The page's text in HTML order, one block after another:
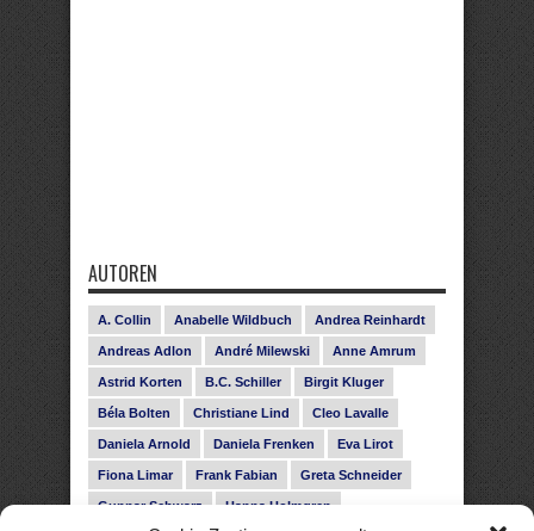
AUTOREN
A. Collin Anabelle Wildbuch Andrea Reinhardt
Andreas Adlon André Milewski Anne Amrum
Astrid Korten B.C. Schiller Birgit Kluger
Béla Bolten Christiane Lind Cleo Lavalle
Daniela Arnold Daniela Frenken Eva Lirot
Fiona Limar Frank Fabian Greta Schneider
Gunnar Schwarz Hanna Holmgren